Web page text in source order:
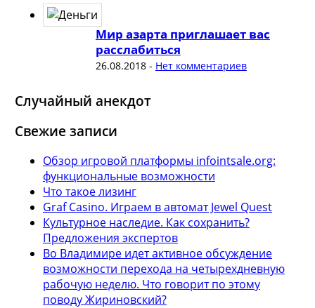
Мир азарта приглашает вас
расслабиться
26.08.2018- Нет комментариев
Случайный анекдот
Свежие записи
Обзор игровой платформы infointsale.org:
функциональные возможности
Что такое лизинг
Graf Casino. Играем в автомат Jewel Quest
Культурное наследие. Как сохранить?
Предложения экспертов
Во Владимире идет активное обсуждение
возможности перехода на четырехдневную
рабочую неделю. Что говорит по этому
поводу Жириновский?